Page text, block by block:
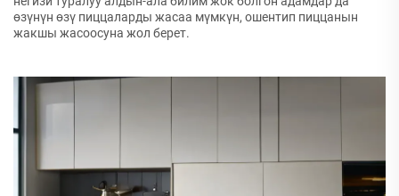
өзүнүн өзү пиццаларды жасаа мүмкүн, ошентип пиццанын
жакшы жасоосуна жол берет.